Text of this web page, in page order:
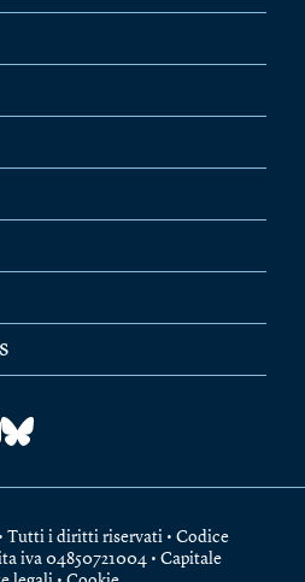
Tutti i diritti riservati • Codice
iva 04850721004 • Capitale